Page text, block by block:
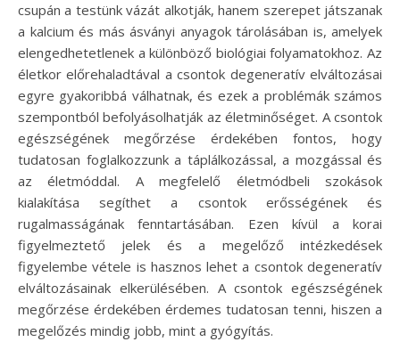
csupán a testünk vázát alkotják, hanem szerepet játszanak
a kalcium és más ásványi anyagok tárolásában is, amelyek
elengedhetetlenek a különböző biológiai folyamatokhoz. Az
életkor előrehaladtával a csontok degeneratív elváltozásai
egyre gyakoribbá válhatnak, és ezek a problémák számos
szempontból befolyásolhatják az életminőséget. A csontok
egészségének megőrzése érdekében fontos, hogy
tudatosan foglalkozzunk a táplálkozással, a mozgással és
az életmóddal. A megfelelő életmódbeli szokások
kialakítása segíthet a csontok erősségének és
rugalmasságának fenntartásában. Ezen kívül a korai
figyelmeztető jelek és a megelőző intézkedések
figyelembe vétele is hasznos lehet a csontok degeneratív
elváltozásainak elkerülésében. A csontok egészségének
megőrzése érdekében érdemes tudatosan tenni, hiszen a
megelőzés mindig jobb, mint a gyógyítás.